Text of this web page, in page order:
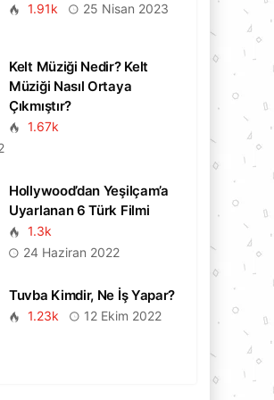
1.91k 25 Nisan 2023
Kelt Müziği Nedir? Kelt
Müziği Nasıl Ortaya
Çıkmıştır?
1.67k
Hollywood’dan Yeşilçam’a
Uyarlanan 6 Türk Filmi
1.3k
24 Haziran 2022
Tuvba Kimdir, Ne İş Yapar?
1.23k 12 Ekim 2022